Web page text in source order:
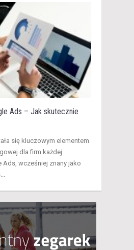
Ads – Jak skutecznie
się kluczowym elementem
dla firm każdej
Ads, wcześniej znany jako